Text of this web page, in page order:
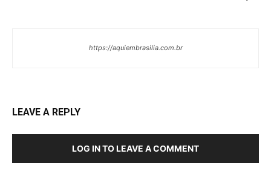
https://aquiembrasilia.com.br
LEAVE A REPLY
LOG IN TO LEAVE A COMMENT